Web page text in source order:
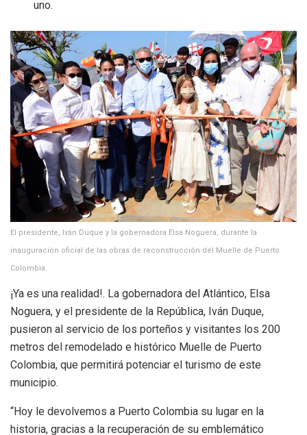
uno.
El presidente, Iván Duque y la gobernadora Elsa Noguera, durante la
inauguración oficial de las obras de reconstrucción del Muelle de Puerto
Colombia.
¡Ya es una realidad!. La gobernadora del Atlántico, Elsa
Noguera, y el presidente de la República, Iván Duque,
pusieron al servicio de los porteños y visitantes los 200
metros del remodelado e histórico Muelle de Puerto
Colombia, que permitirá potenciar el turismo de este
municipio.
“Hoy le devolvemos a Puerto Colombia su lugar en la
historia, gracias a la recuperación de su emblemático